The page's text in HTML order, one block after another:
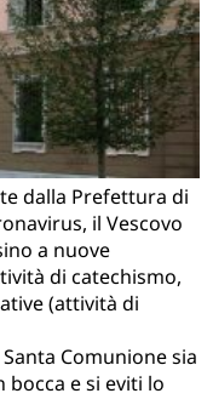
dalla Prefettura di
il Vescovo
a nuove
di catechismo,
(attività di
Comunione sia
e si eviti lo